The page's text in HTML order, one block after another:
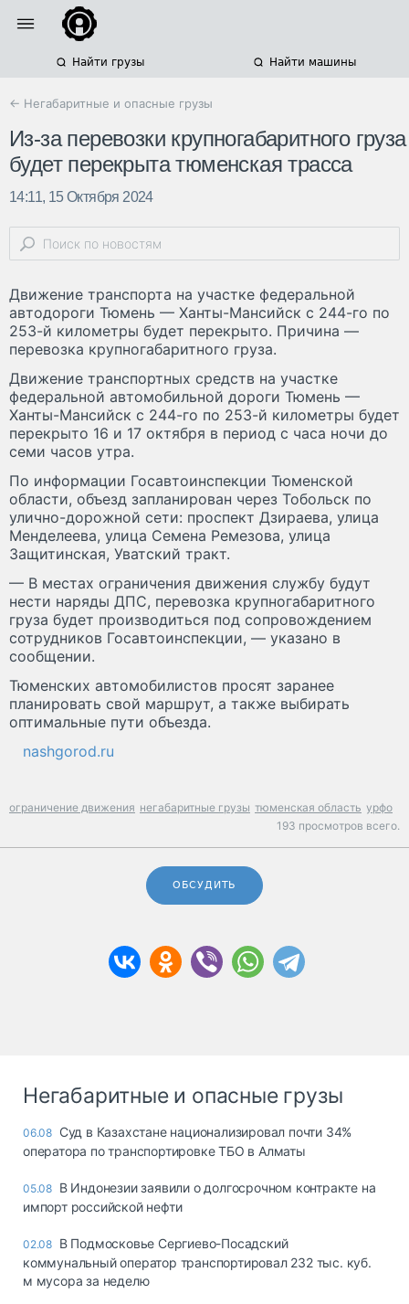
Найти грузы Найти машины
← Негабаритные и опасные грузы
Из-за перевозки крупногабаритного груза
будет перекрыта тюменская трасса
14:11, 15 Октября 2024
Движение транспорта на участке федеральной
автодороги Тюмень — Ханты-Мансийск с 244-го по
253-й километры будет перекрыто. Причина —
перевозка крупногабаритного груза.
Движение транспортных средств на участке
федеральной автомобильной дороги Тюмень —
Ханты-Мансийск с 244-го по 253-й километры будет
перекрыто 16 и 17 октября в период с часа ночи до
семи часов утра.
По информации Госавтоинспекции Тюменской
области, объезд запланирован через Тобольск по
улично-дорожной сети: проспект Дзираева, улица
Менделеева, улица Семена Ремезова, улица
Защитинская, Уватский тракт.
— В местах ограничения движения службу будут
нести наряды ДПС, перевозка крупногабаритного
груза будет производиться под сопровождением
сотрудников Госавтоинспекции, — указано в
сообщении.
Тюменских автомобилистов просят заранее
планировать свой маршрут, а также выбирать
оптимальные пути объезда.
nashgorod.ru
ограничение движения негабаритные грузы тюменская область урфо
193 просмотров всего.
ОБСУДИТЬ
Негабаритные и опасные грузы
06.08 Суд в Казахстане национализировал почти 34%
оператора по транспортировке ТБО в Алматы
05.08 В Индонезии заявили о долгосрочном контракте на
импорт российской нефти
02.08 В Подмосковье Сергиево-Посадский
коммунальный оператор транспортировал 232 тыс. куб.
м мусора за неделю